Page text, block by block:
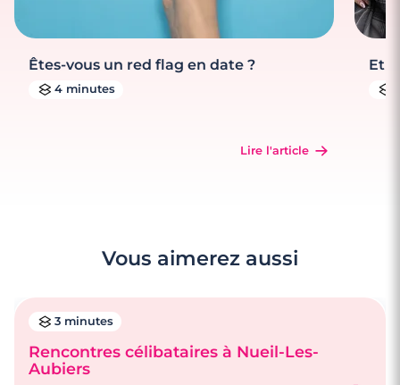
Êtes-vous un red flag en date ?
4 minutes
Lire l'article
Et
Vous aimerez aussi
3 minutes
Rencontres célibataires à Nueil-Les-
Aubiers